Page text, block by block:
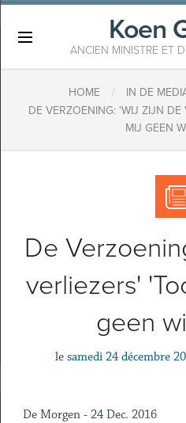
Koen
ANCIEN MINISTRE ET
HOME / IN DE
DE VERZOENING: 'WIJ ZIJN DE
MIJ GEEN
De
verliezers'
geen
le samedi 24 décembre
De Morgen - 24 Dec. 2016